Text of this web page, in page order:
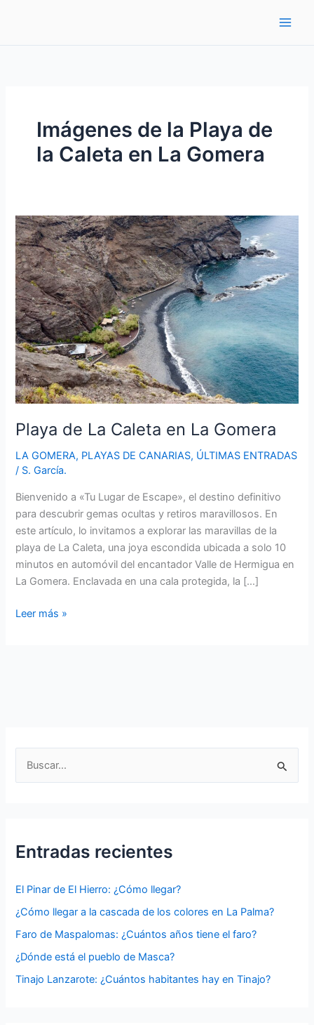
Imágenes de la Playa de
la Caleta en La Gomera
Playa de La Caleta en La Gomera
LA GOMERA, PLAYAS DE CANARIAS, ÚLTIMAS ENTRADAS
/ S. García.
Bienvenido a «Tu Lugar de Escape», el destino definitivo
para descubrir gemas ocultas y retiros maravillosos. En
este artículo, lo invitamos a explorar las maravillas de la
playa de La Caleta, una joya escondida ubicada a solo 10
minutos en automóvil del encantador Valle de Hermigua en
La Gomera. Enclavada en una cala protegida, la […]
Playa
Leer más »
r
r
:
Entradas recientes
El Pinar de El Hierro: ¿Cómo llegar?
¿Cómo llegar a la cascada de los colores en La Palma?
Faro de Maspalomas: ¿Cuántos años tiene el faro?
¿Dónde está el pueblo de Masca?
Tinajo Lanzarote: ¿Cuántos habitantes hay en Tinajo?